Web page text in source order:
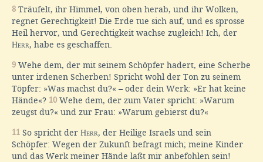
8 Träufelt, ihr Himmel, von oben herab, und ihr Wolken,
regnet Gerechtigkeit! Die Erde tue sich auf, und es sprosse
Heil hervor, und Gerechtigkeit wachse zugleich! Ich, der
Herr, habe es geschaffen.
9 Wehe dem, der mit seinem Schöpfer hadert, eine Scherbe
unter irdenen Scherben! Spricht wohl der Ton zu seinem
Töpfer: »Was machst du?« – oder dein Werk: »Er hat keine
Hände«? 10 Wehe dem, der zum Vater spricht: »Warum
zeugst du?« und zur Frau: »Warum gebierst du?«
11 So spricht der Herr, der Heilige Israels und sein
Schöpfer: Wegen der Zukunft befragt mich; meine Kinder
und das Werk meiner Hände laßt mir anbefohlen sein!